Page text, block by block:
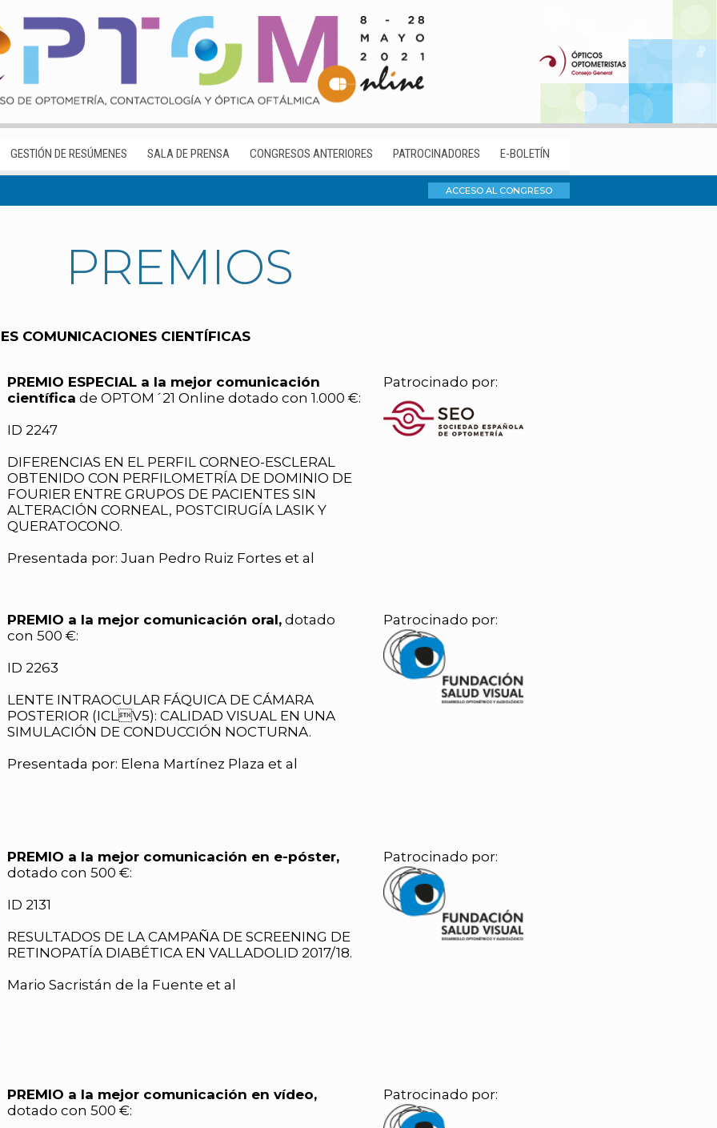
GESTIÓN DE RESÚMENES SALA DE PRENSA CONGRESOS ANTERIORES PATROCINADORES E-BOLETÍN
ACCESO AL CONGRESO
PREMIOS
COMUNICACIONES CIENTÍFICAS
PREMIO ESPECIAL a la mejor comunicación
científica de OPTOM´21 Online dotado con 1.000 €:
ID 2247
DIFERENCIAS EN EL PERFIL CORNEO-ESCLERAL
OBTENIDO CON PERFILOMETRÍA DE DOMINIO DE
FOURIER ENTRE GRUPOS DE PACIENTES SIN
ALTERACIÓN CORNEAL, POSTCIRUGÍA LASIK Y
QUERATOCONO.
Presentada por: Juan Pedro Ruiz Fortes et al
Patrocinado por:
PREMIO a la mejor comunicación oral, dotado
con 500 €:
ID 2263
LENTE INTRAOCULAR FÁQUICA DE CÁMARA
POSTERIOR (ICLV5): CALIDAD VISUAL EN UNA
SIMULACIÓN DE CONDUCCIÓN NOCTURNA.
Presentada por: Elena Martínez Plaza et al
Patrocinado por:
PREMIO a la mejor comunicación en e-póster,
dotado con 500 €:
ID 2131
RESULTADOS DE LA CAMPAÑA DE SCREENING DE
RETINOPATÍA DIABÉTICA EN VALLADOLID 2017/18.
Mario Sacristán de la Fuente et al
Patrocinado por:
PREMIO a la mejor comunicación en vídeo,
dotado con 500 €:
Patrocinado por: